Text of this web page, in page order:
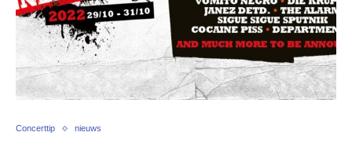
Concerttip nieuws